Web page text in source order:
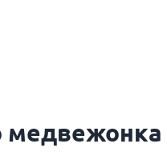
медвежонка